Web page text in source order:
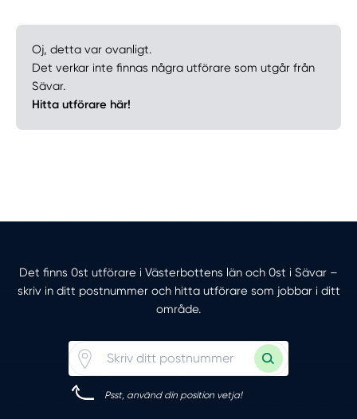
Oj, detta var ovanligt.
Det verkar inte finnas några utförare som utgår från
Sävar.
Hitta utförare här!
Det finns 0st utförare i Västerbottens län och 0st i Sävar –
skriv in ditt postnummer och hitta utförare som jobbar i ditt
område.
Psst, använd din position vetja!